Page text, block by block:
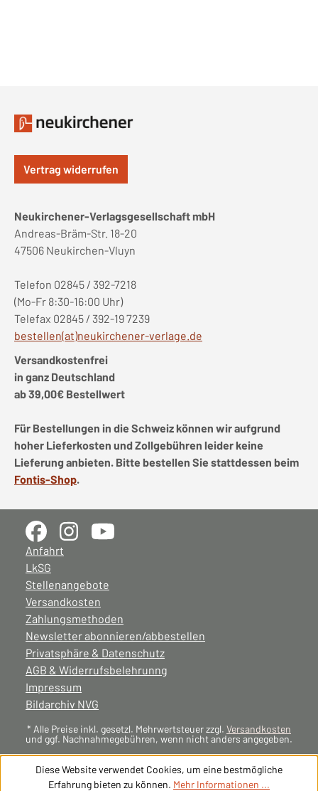
Vertrag widerrufen
Neukirchener-Verlagsgesellschaft mbH
Andreas-Bräm-Str. 18-20
47506 Neukirchen-Vluyn
Telefon 02845 / 392-7218
(Mo-Fr 8:30-16:00 Uhr)
Telefax 02845 / 392-19 7239
bestellen(at)neukirchener-verlage.de
Versandkostenfrei
in ganz Deutschland
ab 39,00€ Bestellwert
Für Bestellungen in die Schweiz können wir aufgrund
hoher Lieferkosten und Zollgebühren leider keine
Lieferung anbieten. Bitte bestellen Sie stattdessen beim
Fontis-Shop.
Anfahrt
LkSG
Stellenangebote
Versandkosten
Zahlungsmethoden
Newsletter abonnieren/abbestellen
Privatsphäre & Datenschutz
AGB & Widerrufsbelehrunng
Impressum
Bildarchiv NVG
* Alle Preise inkl. gesetzl. Mehrwertsteuer zzgl. Versandkosten
und ggf. Nachnahmegebühren, wenn nicht anders angegeben.
Diese Website verwendet Cookies, um eine bestmögliche
Erfahrung bieten zu können. Mehr Informationen ...